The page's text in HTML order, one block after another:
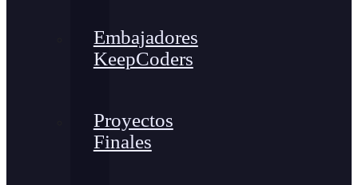
Embajadores
KeepCoders
Proyectos
Finales